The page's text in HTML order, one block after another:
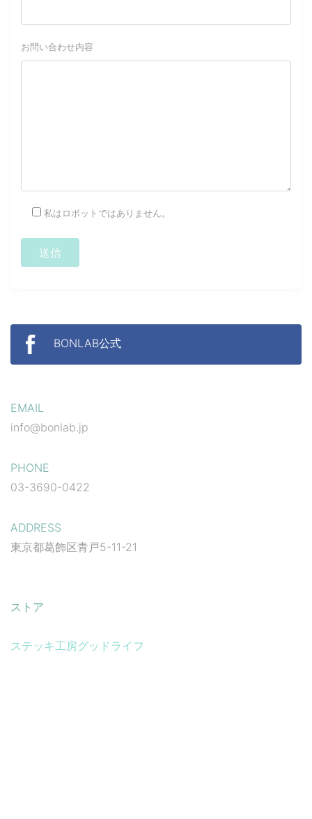
お問い合わせ内容
私はロボットではありません。
BONLAB公式
EMAIL
info@bonlab.jp
PHONE
03-3690-0422
ADDRESS
東京都葛飾区青戸5-11-21
ストア
ステッキ工房グッドライフ